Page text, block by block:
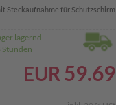
Steckaufnahme für Schutzschirm
lagernd -
EUR 59.69